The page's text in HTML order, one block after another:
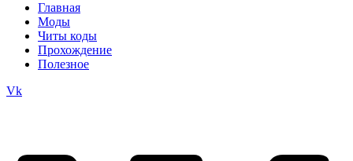
Главная
Моды
Читы коды
Прохождение
Полезное
Vk